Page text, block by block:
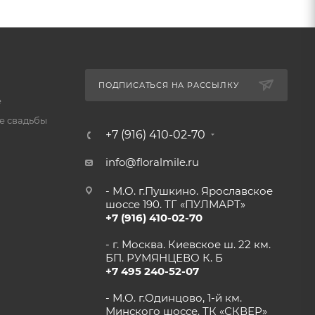
свадьбы
ПОДПИСАТЬСЯ НА РАССЫЛКУ
+7 (916) 410-02-70
info@floralmile.ru
- М.О. г.Пушкино. Ярославское
шоссе 190. ТГ «ПУЛМАРТ»
+7 (916) 410-02-70
- г. Москва. Киевское ш. 22 км.
БП. РУМЯНЦЕВО К. Б
+7 495 240-52-07
- М.О. г.Одинцово, 1-й км.
Минского шоссе. ТК «СКВЕР»